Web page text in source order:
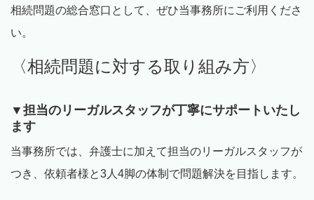
相続問題の総合窓口として、ぜひ当事務所にご利用くださ
い。
〈相続問題に対する取り組み方〉
▼担当のリーガルスタッフが丁寧にサポートいたし
ます
当事務所では、弁護士に加えて担当のリーガルスタッフが
つき、依頼者様と3 人 4脚の体制で問題解決を目指します。